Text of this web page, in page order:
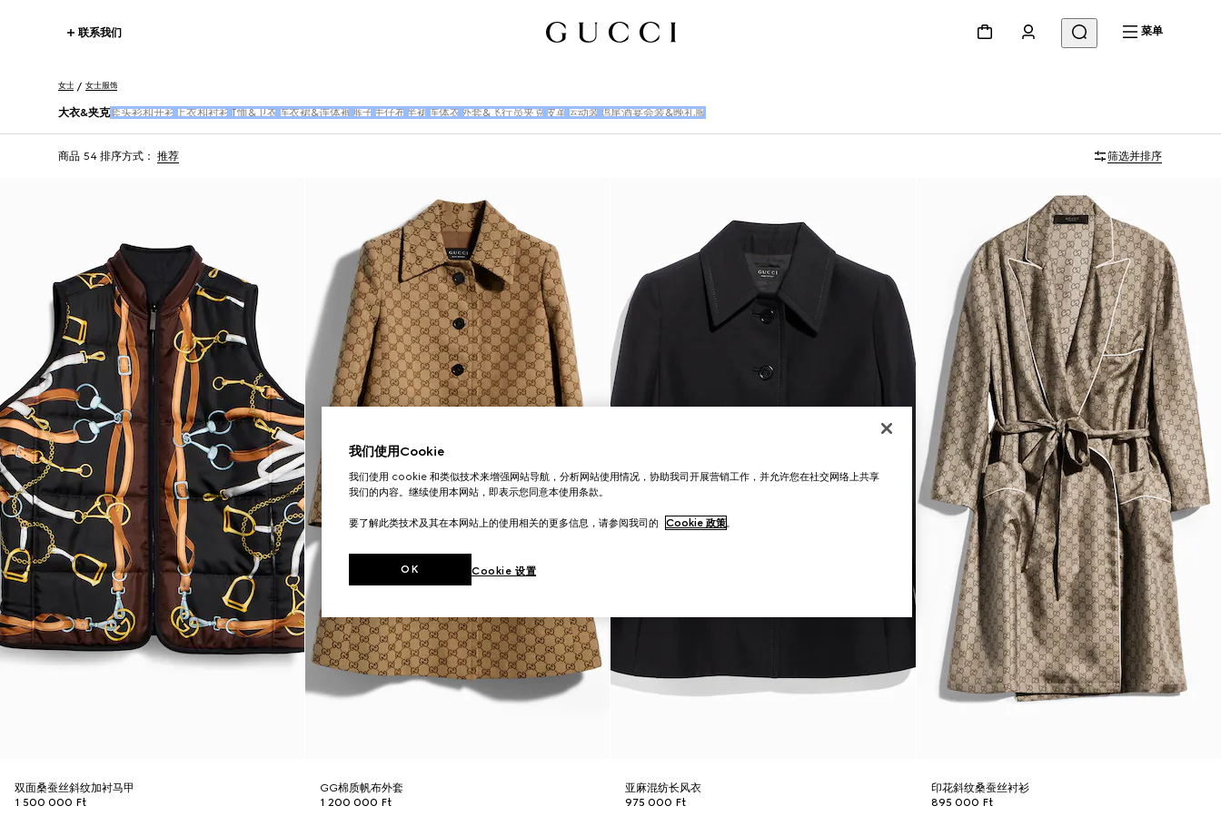
联系我们 菜单
女士 女士服饰
大衣&夹克 套头衫和开衫 上衣和衬衫 T恤&卫衣 连衣裙&连体裤 裤子 牛仔布 半裙 连体衣 外套&飞行员夹克 皮革 运动装 鸡尾酒宴会装&晚礼服
商品 54 排序方式： 推荐 筛选并排序
双面桑蚕丝斜纹加衬马甲
1 500 000 Ft
GG棉质帆布外套
1 200 000 Ft
亚麻混纺长风衣
975 000 Ft
印花斜纹桑蚕丝衬衫
895 000 Ft
我们使用Cookie
我们使用 cookie 和类似技术来增强网站导航，分析网站使用情况，协助我司开展营销工作，并允许您在社交网络上共享
我们的内容。继续使用本网站，即表示您同意本使用条款。
要了解此类技术及其在本网站上的使用相关的更多信息，请参阅我司的 Cookie 政策。
Cookie 设置
OK